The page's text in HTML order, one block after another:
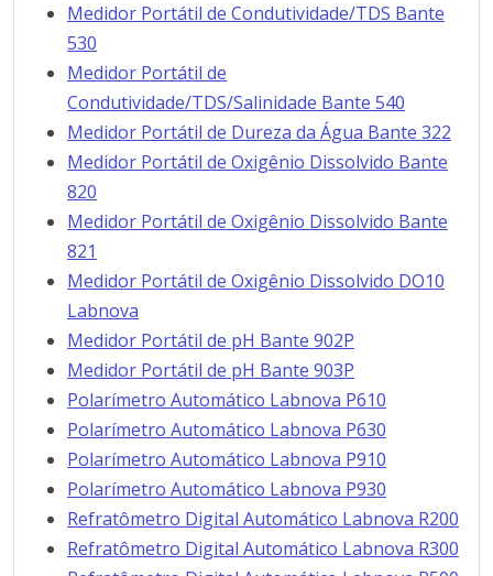
Medidor Portátil de Condutividade/TDS Bante
530
Medidor Portátil de
Condutividade/TDS/Salinidade Bante 540
Medidor Portátil de Dureza da Água Bante 322
Medidor Portátil de Oxigênio Dissolvido Bante
820
Medidor Portátil de Oxigênio Dissolvido Bante
821
Medidor Portátil de Oxigênio Dissolvido DO10
Labnova
Medidor Portátil de pH Bante 902P
Medidor Portátil de pH Bante 903P
Polarímetro Automático Labnova P610
Polarímetro Automático Labnova P630
Polarímetro Automático Labnova P910
Polarímetro Automático Labnova P930
Refratômetro Digital Automático Labnova R200
Refratômetro Digital Automático Labnova R300